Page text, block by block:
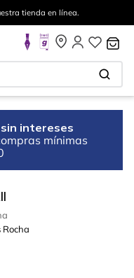
tienda en línea.
sin intereses
mínimas
Rocha